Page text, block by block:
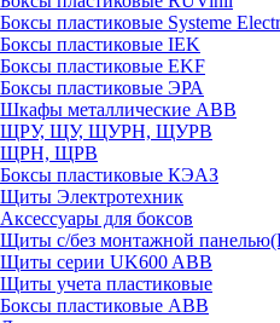
Боксы пластиковые Systeme
Боксы пластиковые IEK
Боксы пластиковые EKF
Боксы пластиковые ЭРА
Шкафы металлические ABB
ЩРУ, ЩУ, ЩУРН, ЩУРВ
ЩРН, ЩРВ
Боксы пластиковые КЭАЗ
Щиты Электротехник
Аксессуары для боксов
Щиты с/без монтажной
Щиты серии UK600 ABB
Щиты учета пластиковые
Боксы пластиковые ABB